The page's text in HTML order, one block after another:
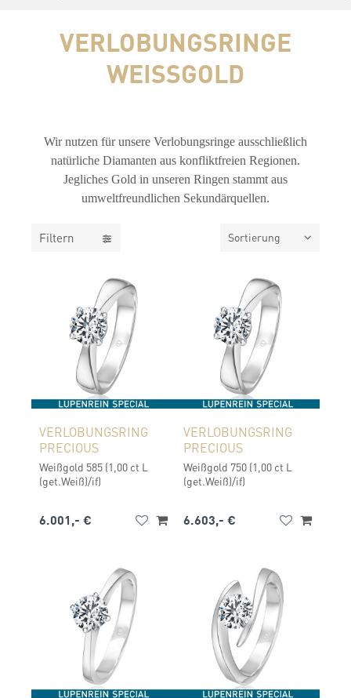
VERLOBUNGSRINGE
WEISSGOLD
FILTER
Wir nutzen für unsere Verlobungsringe ausschließlich
natürliche Diamanten aus konfliktfreien Regionen.
Jegliches Gold in unseren Ringen stammt aus
umweltfreundlichen Sekundärquellen.
Filtern Sortierung
VERLOBUNGSRING
PRECIOUS
Weißgold 585 (1,00 ct L
(get.Weiß)/if)
6.001,- €
VERLOBUNGSRING
PRECIOUS
Weißgold 750 (1,00 ct L
(get.Weiß)/if)
6.603,- €